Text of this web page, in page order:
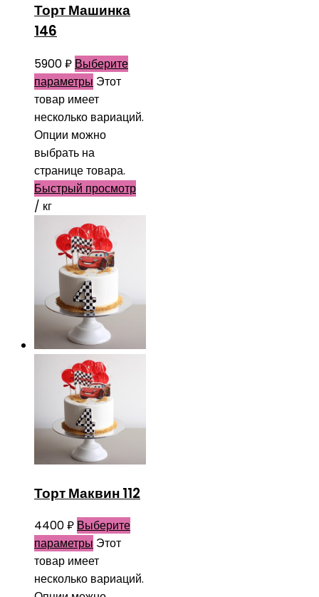
Торт Машинка
146
5900₽ Выберите
параметры Этот
товар имеет
несколько вариаций.
Опции можно
выбрать на
странице товара.
Быстрый просмотр
/ кг
Торт Маквин 112
4400₽ Выберите
параметры Этот
товар имеет
несколько вариаций.